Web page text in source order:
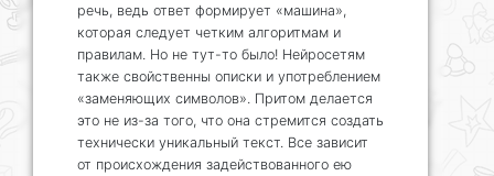
речь, ведь ответ формирует «машина»,
которая следует четким алгоритмам и
правилам. Но не тут-то было! Нейросетям
также свойственны описки и употреблением
«заменяющих символов». Притом делается
это не из-за того, что она стремится создать
технически уникальный текст. Все зависит
от происхождения задействованного ею